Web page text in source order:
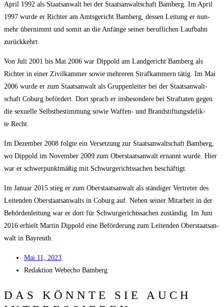
April 1992 als Staats­an­walt bei der Staats­an­walt­schaft Bam­berg. Im April
1997 wur­de er Rich­ter am Amts­ge­richt Bam­berg, des­sen Lei­tung er nun­
mehr über­nimmt und somit an die Anfän­ge sei­ner beruf­li­chen Lauf­bahn
zurückkehrt.
Von Juli 2001 bis Mai 2006 war Dip­pold am Land­ge­richt Bam­berg als
Rich­ter in einer Zivil­kam­mer sowie meh­re­ren Straf­kam­mern tätig. Im Mai
2006 wur­de er zum Staats­an­walt als Grup­pen­lei­ter bei der Staats­an­walt­
schaft Coburg beför­dert. Dort sprach er ins­be­son­de­re bei Straf­ta­ten gegen
die sexu­el­le Selbst­be­stim­mung sowie Waf­fen- und Brand­stif­tungs­de­lik­
te Recht.
Im Dezem­ber 2008 folg­te ein Ver­set­zung zur Staats­an­walt­schaft Bam­berg,
wo Dip­pold im Novem­ber 2009 zum Ober­staats­an­walt ernannt wur­de. Hier
war er schwer­punkt­mä­ßig mit Schwur­ge­richts­sa­chen beschäftigt.
Im Janu­ar 2015 stieg er zum Ober­staats­an­walt als stän­di­ger Ver­tre­ter des
Lei­ten­den Ober­staats­an­walts in Coburg auf. Neben sei­ner Mit­ar­beit in der
Behör­den­lei­tung war er dort für Schwur­ge­richts­sa­chen zustän­dig. Im Juni
2016 erhielt Mar­tin Dip­pold eine Beför­de­rung zum Lei­ten­den Ober­staats­an­
walt in Bayreuth.
Mai 11, 2023
Redak­ti­on Web­echo Bamberg
DAS KÖNNTE SIE AUCH